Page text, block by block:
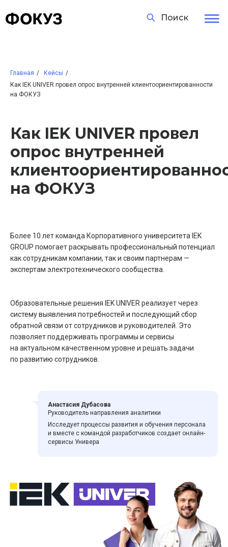
Поиск
Главная / Кейсы /
Как IEK UNIVER провел опрос внутренней клиентоориентированности
на ФОКУЗ
Как IEK UNIVER провел
опрос внутренней
на ФОКУЗ
Более 10 лет команда Корпоративного университета IEK
GROUP помогает раскрывать профессиональный потенциал
как сотрудникам компании, так и своим партнерам —
экспертам электротехнического сообщества.
Образовательные решения IEK UNIVER реализует через
систему выявления потребностей и последующий сбор
обратной связи от сотрудников и руководителей. Это
позволяет поддерживать программы и сервисы
на актуальном качественном уровне и решать задачи
по развитию сотрудников.
Анастасия Дубасова
Руководитель направления аналитики
Исследует процессы развития и обучения персонала
и вместе с командой разработчиков создает онлайн-
сервисы Универа